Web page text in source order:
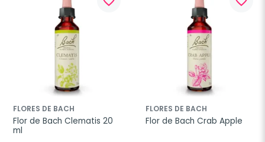
FLORES DE BACH
Flor de Bach Clematis 20
ml
FLORES DE BACH
Flor de Bach Crab Apple